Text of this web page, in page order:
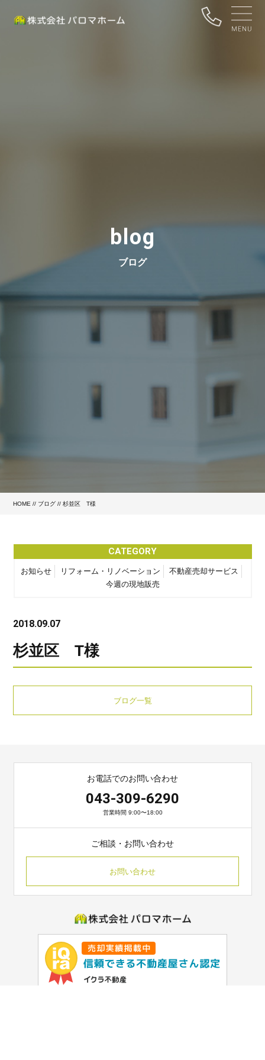
blog
ブログ
HOME // ブログ // 杉並区 T様
CATEGORY
お知らせ リフォーム・リノベーション
不動産売却サービス
今週の現地販売
2018.09.07
杉並区 T様
ブログ一覧
お電話でのお問い合わせ
043-309-6290
営業時間 9:00〜18:00
ご相談・お問い合わせ
お問い合わせ